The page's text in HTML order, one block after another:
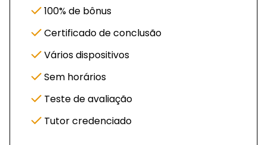
100% de bônus
Certificado de conclusão
Vários dispositivos
Sem horários
Teste de avaliação
Tutor credenciado